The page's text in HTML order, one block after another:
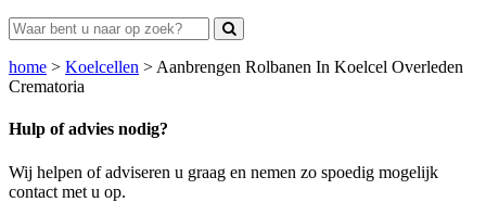
home > Koelcellen > Aanbrengen Rolbanen In Koelcel Overleden
Crematoria
Hulp of advies nodig?
Wij helpen of adviseren u graag en nemen zo spoedig mogelijk
contact met u op.